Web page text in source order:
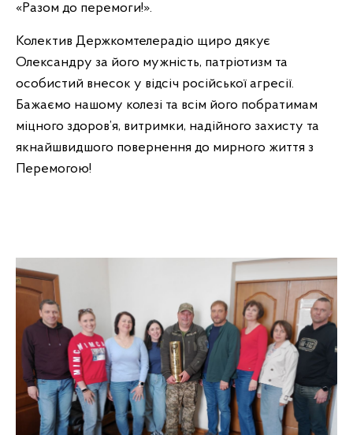
«Разом до перемоги!».
Колектив Держкомтелерадіо щиро дякує
Олександру за його мужність, патріотизм та
особистий внесок у відсіч російської агресії.
Бажаємо нашому колезі та всім його побратимам
міцного здоров’я, витримки, надійного захисту та
якнайшвидшого повернення до мирного життя з
Перемогою!